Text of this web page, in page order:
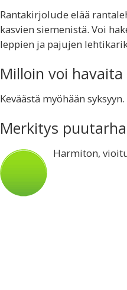
Rantakirjolude elää
kasvien siemenistä. Voi
leppien ja pajujen
Milloin voi havaita
Keväästä myöhään syksyyn.
Merkitys
Harmiton,